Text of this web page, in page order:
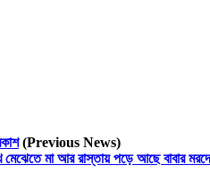
(Previous News)
মেঝেতে মা আর রাস্তায় পড়ে আছে বাবার